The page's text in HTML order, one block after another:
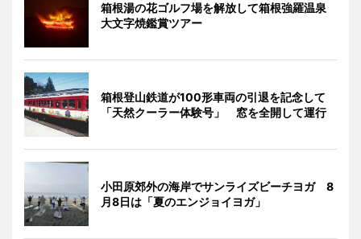
箱根湯の花ゴルフ場を解放して箱根強羅温泉
大文字焼鑑賞ツアー
箱根登山鉄道が100形車両の引退を記念して
「天然クーラー体験号」 窓を全開して運行
小田原郊外の海岸でサンライズビーチヨガ 8
月8日は「夏のエンジョイヨガ」